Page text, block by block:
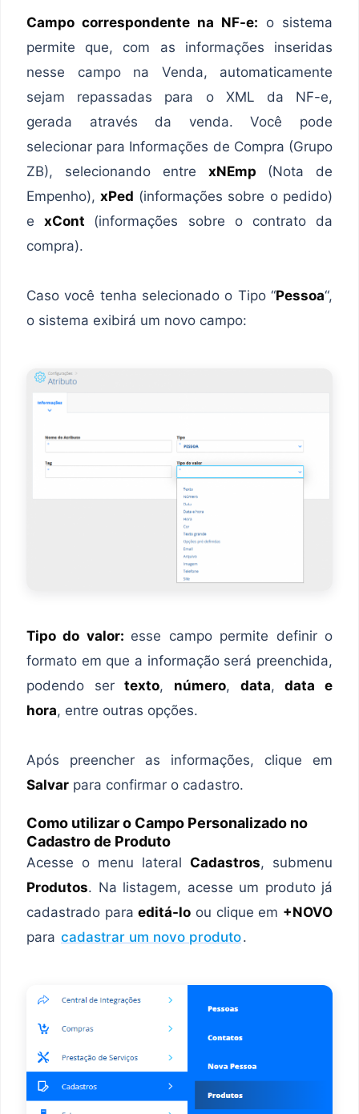
Campo correspondente na NF-e: o sistema
permite que, com as informações inseridas
nesse campo na Venda, automaticamente
sejam repassadas para o XML da NF-e,
gerada através da venda. Você pode
selecionar para Informações de Compra (Grupo
ZB), selecionando entre xNEmp (Nota de
Empenho),xPed (informações sobre o pedido)
exCont (informações sobre o contrato da
compra).
Caso você tenha selecionado o Tipo “Pessoa“,
o sistema exibirá um novo campo:
Tipo do valor: esse campo permite definir o
formato em que a informação será preenchida,
podendo sertexto, número, data,data e
hora, entre outras opções.
Após preencher as informações, clique em
Salvar para confirmar o cadastro.
Como utilizar o Campo Personalizado no
Cadastro de Produto
Acesse o menu lateral Cadastros, submenu
Produtos. Na listagem, acesse um produto já
cadastrado paraeditá-lo ou clique em +NOVO
para cadastrar um novo produto.